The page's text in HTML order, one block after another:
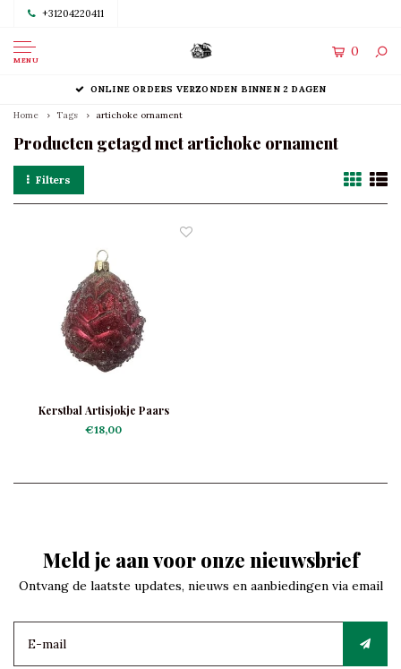
+31204220411
MENU
0
ONLINE ORDERS VERZONDEN BINNEN 2 DAGEN
Home Tags artichoke ornament
Producten getagd met artichoke ornament
Filters
Kerstbal Artisjokje Paars
€18,00
Meld je aan voor onze nieuwsbrief
Ontvang de laatste updates, nieuws en aanbiedingen via email